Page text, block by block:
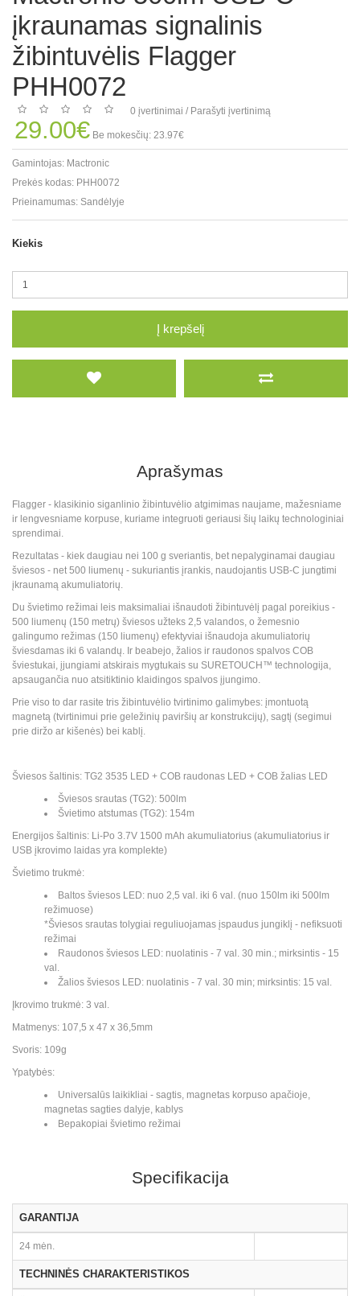
įkraunamas signalinis
žibintuvėlis Flagger
PHH0072
0 įvertinimai / Parašyti įvertinimą
29.00€ Be mokesčių: 23.97€
Gamintojas: Mactronic
Prekės kodas: PHH0072
Prieinamumas: Sandėlyje
Kiekis
Į krepšelį
Aprašymas
Flagger - klasikinio siganlinio žibintuvėlio atgimimas naujame, mažesniame
ir lengvesniame korpuse, kuriame integruoti geriausi šių laikų technologiniai
sprendimai.
Rezultatas - kiek daugiau nei 100 g sveriantis, bet nepalyginamai daugiau
šviesos - net 500 liumenų - sukuriantis įrankis, naudojantis USB-C jungtimi
įkraunamą akumuliatorių.
Du švietimo režimai leis maksimaliai išnaudoti žibintuvėlį pagal poreikius -
500 liumenų (150 metrų) šviesos užteks 2,5 valandos, o žemesnio
galingumo režimas (150 liumenų) efektyviai išnaudoja akumuliatorių
šviesdamas iki 6 valandų. Ir beabejo, žalios ir raudonos spalvos COB
šviestukai, įjungiami atskirais mygtukais su SURETOUCH™ technologija,
apsaugančia nuo atsitiktinio klaidingos spalvos įjungimo.
Prie viso to dar rasite tris žibintuvėlio tvirtinimo galimybes: įmontuotą
magnetą (tvirtinimui prie geležinių paviršių ar konstrukcijų), sagtį (segimui
prie diržo ar kišenės) bei kablį.
Šviesos šaltinis: TG2 3535 LED + COB raudonas LED + COB žalias LED
Šviesos srautas (TG2): 500lm
Švietimo atstumas (TG2): 154m
Energijos šaltinis: Li-Po 3.7V 1500 mAh akumuliatorius (akumuliatorius ir
USB įkrovimo laidas yra komplekte)
Švietimo trukmė:
Baltos šviesos LED: nuo 2,5 val. iki 6 val. (nuo 150lm iki 500lm
režimuose)
*Šviesos srautas tolygiai reguliuojamas įspaudus jungiklį - nefiksuoti
režimai
Raudonos šviesos LED: nuolatinis - 7 val. 30 min.; mirksintis - 15
val.
Žalios šviesos LED: nuolatinis - 7 val. 30 min; mirksintis: 15 val.
Įkrovimo trukmė: 3 val.
Matmenys: 107,5 x 47 x 36,5mm
Svoris: 109g
Ypatybės:
Universalūs laikikliai - sagtis, magnetas korpuso apačioje,
magnetas sagties dalyje, kablys
Bepakopiai švietimo režimai
Specifikacija
GARANTIJA
24 mėn.
TECHNINĖS CHARAKTERISTIKOS